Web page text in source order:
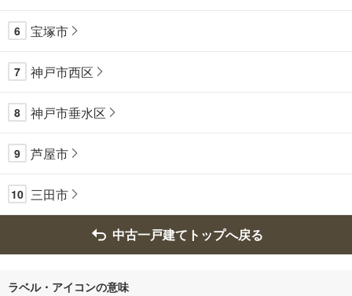
6 宝塚市
7 神戸市西区
8 神戸市垂水区
9 芦屋市
10 三田市
中古一戸建てトップへ戻る
ラベル・アイコンの意味